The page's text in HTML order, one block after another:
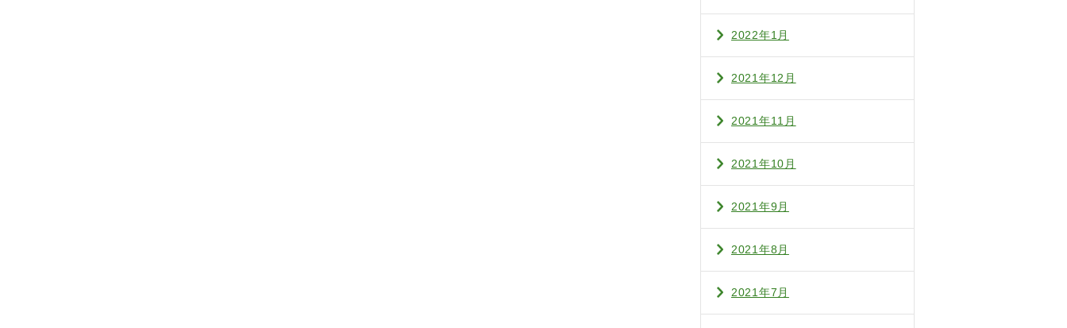
2022年1月
2021年12月
2021年11月
2021年10月
2021年9月
2021年8月
2021年7月